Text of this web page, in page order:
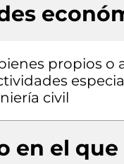
propios o
civil
en el que